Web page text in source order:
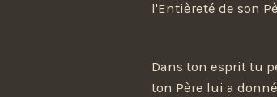
l'Entièreté de son
Dans ton esprit tu
ton Père lui a